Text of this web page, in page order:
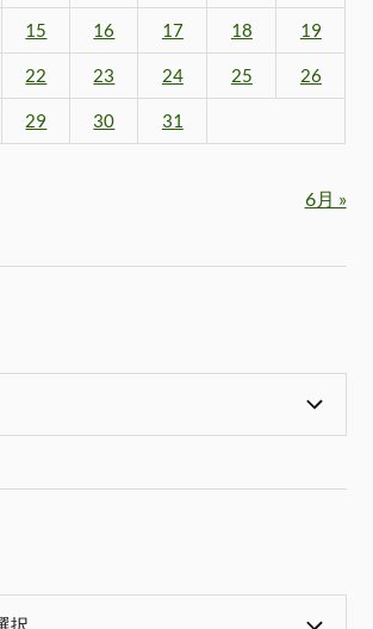
15 16 17 18 19
22 23 24 25 26
29 30 31
6月 »